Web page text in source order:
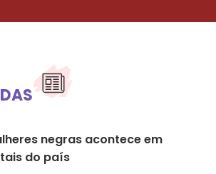
negras acontece em
do país